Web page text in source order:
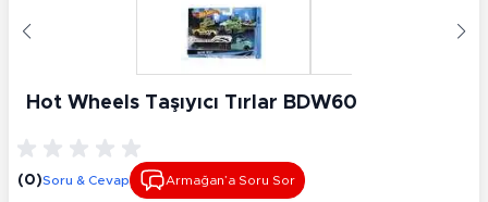
Hot Wheels Taşıyıcı Tırlar BDW60
(0)Soru & Cevap Armağan’a Soru Sor